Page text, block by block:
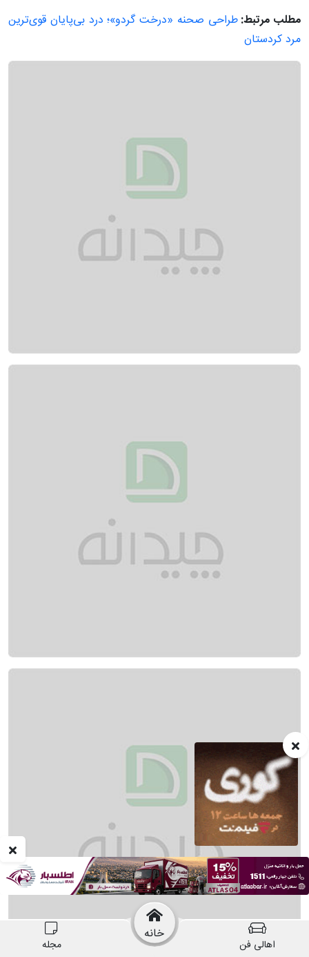
مجله
خانه
اهالی فن
مطلب مرتبط:طراحی صحنه «درخت گردو»؛ درد بی‌پایان قوی‌ترین
مرد کردستان